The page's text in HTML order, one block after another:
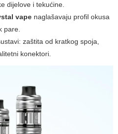
dijelove i tekućine.
vape naglašavaju profil okusa
pare.
zaštita od kratkog spoja,
konektori.